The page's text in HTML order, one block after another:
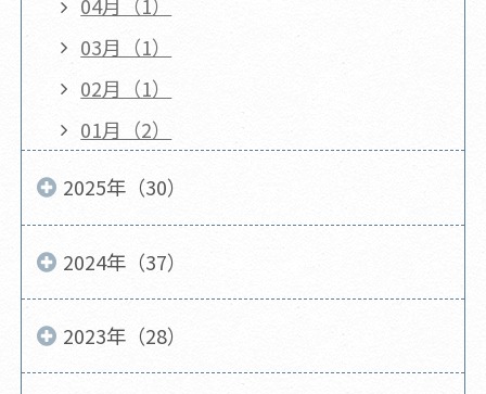
03月（1）
02月（1）
01月（2）
2025年（30）
2024年（37）
2023年（28）